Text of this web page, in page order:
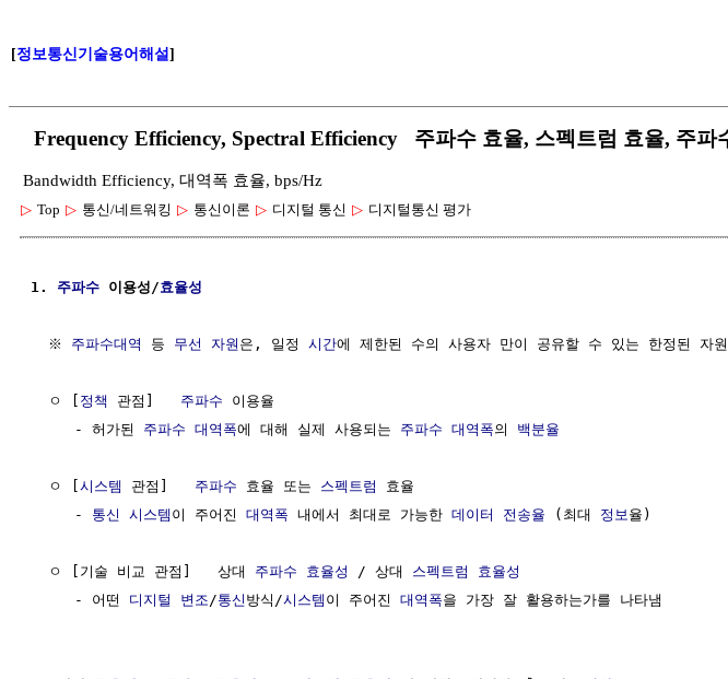
[정보통신기술용어해설]
Frequency Efficiency, Spectral Efficiency 주파수 효율, 스펙트럼 효율, 주파
Bandwidth Efficiency, 대역폭 효율, bps/Hz
▷ Top ▷ 통신/네트워킹 ▷ 통신이론 ▷ 디지털 통신 ▷ 디지털통신 평가
1. 주파수 이용성/효율성
  ※
주파수대역 등 무선 자원 은, 일정 시간에 제한된 수의 사용자 만이 공유할 수 있는 한정된 자
  ㅇ [
정책 관점] 주파수 이용율
     - 허가된
주파수 대역폭에 대해 실제 사용되는 주파수 대역폭의 백분율
  ㅇ [
시스템 관점] 주파수 효율 또는 스펙트럼
효율
     -
통신 시스템 이 주어진 대역폭 내에서 최대로 가능한 데이터 전송율 (최대 정보 율)
  ㅇ [기술 비교 관점]   상대
주파수 효율성 / 상대 스펙트럼
효율성
     - 어떤
디지털 변조 /통신 방식/시스템 이 주어진 대역폭을 가장 잘 활용하는가를 나타냄